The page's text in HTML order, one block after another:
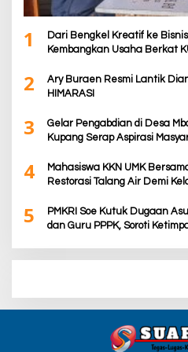
1
Dari Bengkel Kreatif ke
Kembangkan Usaha Berkat
2
Ary Buraen Resmi Lantik
HIMARASI
3
Gelar Pengabdian di Desa
Kupang Serap Aspirasi
4
Mahasiswa KKN UMK
Restorasi Talang Air Demi
5
PMKRI Soe Kutuk Dugaan
dan Guru PPPK, Soroti